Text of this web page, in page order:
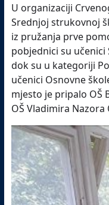
U organizaciji
Srednjoj strukovnoj
iz pružanja prve
pobjednici su
dok su u kategoriji
učenici Osnovne
mjesto je pripalo OŠ
OŠ Vladimira Nazora